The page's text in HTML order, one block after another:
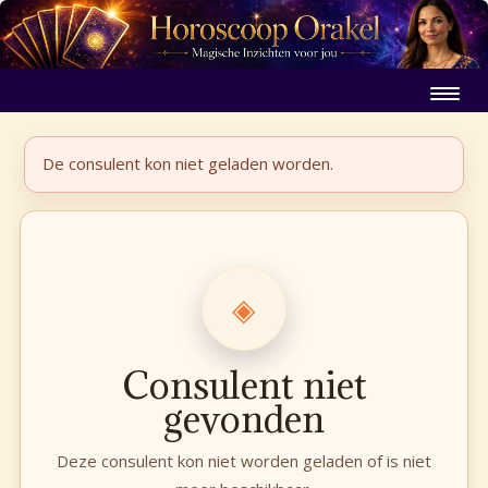
De consulent kon niet geladen worden.
◈
Consulent niet
gevonden
Deze consulent kon niet worden geladen of is niet